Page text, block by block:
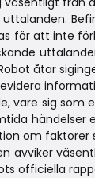
för att inte
åtar
vare sig som
händelser
om faktorer
avviker
officiella